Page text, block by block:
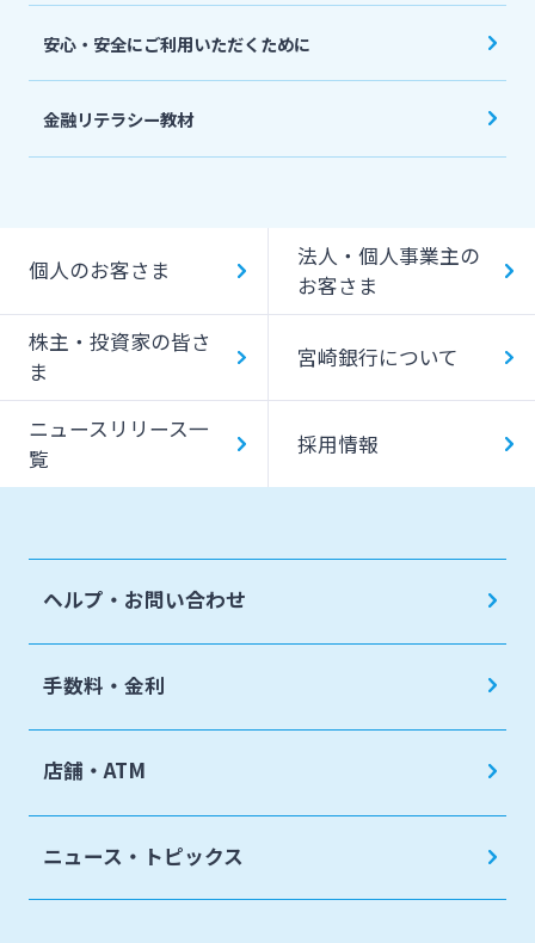
安心・安全にご利用いただくために
金融リテラシー教材
個人のお客さま
法人・個人事業主の
お客さま
株主・投資家の皆さ
ま
宮崎銀行について
ニュースリリース一
覧
採用情報
ヘルプ・お問い合わせ
手数料・金利
店舗・ATM
ニュース・トピックス